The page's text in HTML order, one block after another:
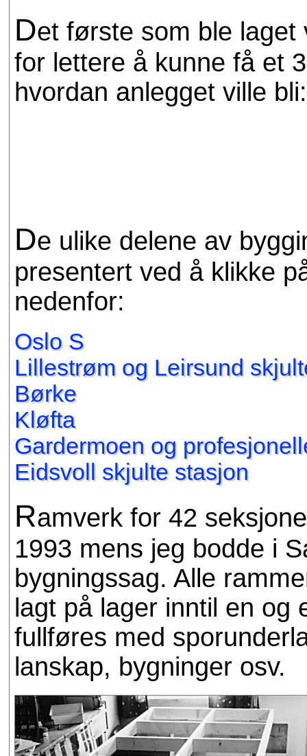
Det første som ble laget
for lettere å kunne få et
hvordan anlegget ville
De ulike delene av
presentert ved å klikke
nedenfor:
Oslo S
Lillestrøm og Leirsund
Børke
Kløfta
Gardermoen og
Eidsvoll skjulte stasjon
Ramverk for 42
1993 mens jeg bodde i
bygningssag. Alle
lagt på lager inntil en og
fullføres med
lanskap, bygninger osv.